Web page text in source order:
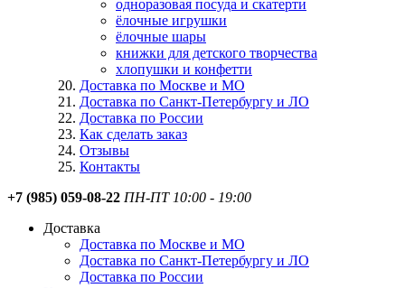
одноразовая посуда и скатерти
ёлочные игрушки
ёлочные шары
книжки для детского творчества
хлопушки и конфетти
Доставка по Москве и МО
Доставка по Санкт-Петербургу и ЛО
Доставка по России
Как сделать заказ
Отзывы
Контакты
+7 (985) 059-08-22 ПН-ПТ 10:00 - 19:00
Доставка
Доставка по Москве и МО
Доставка по Санкт-Петербургу и ЛО
Доставка по России